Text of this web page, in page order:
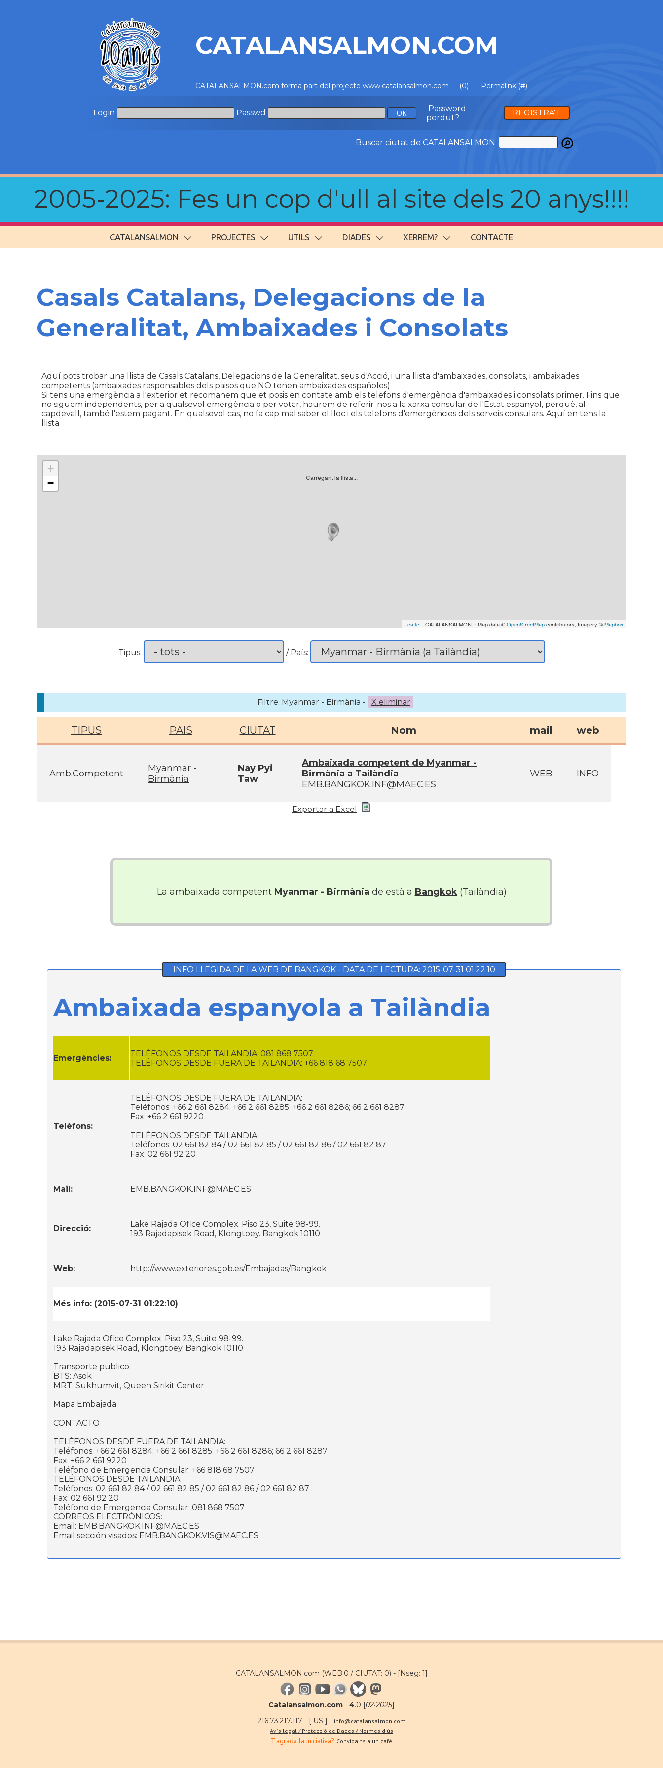
CATALANSALMON.COM
CATALANSALMON.com forma part del projecte www.catalansalmon.com - (0) - Permalink (#)
Login Passwd
Password
perdut?
REGISTRA'T
Buscar ciutat de CATALANSALMON:
2005-2025: Fes un cop d'ull al site dels 20 anys!!!!
CATALANSALMON PROJECTES UTILS DIADES XERREM? CONTACTE
Casals Catalans, Delegacions de la
Generalitat, Ambaixades i Consolats
Aquí pots trobar una llista de Casals Catalans, Delegacions de la Generalitat, seus d'Acció, i una llista d'ambaixades, consolats, i ambaixades
competents (ambaixades responsables dels paisos que NO tenen ambaixades españoles).
Si tens una emergència a l'exterior et recomanem que et posis en contate amb els telefons d'emergència d'ambaixades i consolats primer. Fins que
no siguem independents, per a qualsevol emergència o per votar, haurem de referir-nos a la xarxa consular de l'Estat espanyol, perquè, al
capdevall, també l'estem pagant. En qualsevol cas, no fa cap mal saber el lloc i els telefons d'emergències dels serveis consulars. Aquí en tens la
llista
Carregant la llista...
+
−
Leaflet | CATALANSALMON :: Map data ©OpenStreetMapcontributors, Imagery ©Mapbox
Tipus: / País:
Filtre: Myanmar - Birmània - X eliminar
TIPUS PAIS CIUTAT Nom mail web
Amb.Competent
Myanmar -
Birmània
Nay Pyi
Taw
Ambaixada competent de Myanmar -
Birmània a Tailàndia
EMB.BANGKOK.INF@MAEC.ES
WEB INFO
Exportar a Excel
La ambaixada competent Myanmar - Birmània de està a Bangkok(Tailàndia)
INFO LLEGIDA DE LA WEB DE BANGKOK - DATA DE LECTURA: 2015-07-31 01:22:10
Ambaixada espanyola a Tailàndia
Emergències:
TELÉFONOS DESDE TAILANDIA: 081 868 7507
TELÉFONOS DESDE FUERA DE TAILANDIA: +66 818 68 7507
Telèfons:
TELÉFONOS DESDE FUERA DE TAILANDIA:
Teléfonos: +66 2 661 8284; +66 2 661 8285; +66 2 661 8286; 66 2 661 8287
Fax: +66 2 661 9220
TELÉFONOS DESDE TAILANDIA:
Teléfonos: 02 661 82 84 / 02 661 82 85 / 02 661 82 86 / 02 661 82 87
Fax: 02 661 92 20
Mail: EMB.BANGKOK.INF@MAEC.ES
Direcció:
Lake Rajada Ofice Complex. Piso 23, Suite 98-99.
193 Rajadapisek Road, Klongtoey. Bangkok 10110.
Web: http://www.exteriores.gob.es/Embajadas/Bangkok
Més info: (2015-07-31 01:22:10)
Lake Rajada Ofice Complex. Piso 23, Suite 98-99.
193 Rajadapisek Road, Klongtoey. Bangkok 10110.
Transporte publico:
BTS: Asok
MRT: Sukhumvit, Queen Sirikit Center
Mapa Embajada
CONTACTO
TELÉFONOS DESDE FUERA DE TAILANDIA:
Teléfonos: +66 2 661 8284; +66 2 661 8285; +66 2 661 8286; 66 2 661 8287
Fax: +66 2 661 9220
Teléfono de Emergencia Consular: +66 818 68 7507
TELÉFONOS DESDE TAILANDIA:
Teléfonos: 02 661 82 84 / 02 661 82 85 / 02 661 82 86 / 02 661 82 87
Fax: 02 661 92 20
Teléfono de Emergencia Consular: 081 868 7507
CORREOS ELECTRÓNICOS:
Email: EMB.BANGKOK.INF@MAEC.ES
Email sección visados: EMB.BANGKOK.VIS@MAEC.ES
CATALANSALMON.com (WEB:0 / CIUTAT: 0) - [Nseg: 1]
Catalansalmon.com - 4.0 [02·2025]
216.73.217.117 - [ US ] - info@catalansalmon.com
Avís legal / Protecció de Dades / Normes d'ús
T'agrada la iniciativa? Convida'ns a un café